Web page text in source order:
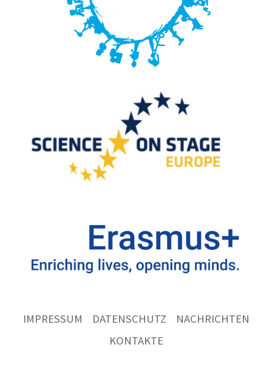
IMPRESSUM DATENSCHUTZ
NACHRICHTEN
KONTAKTE